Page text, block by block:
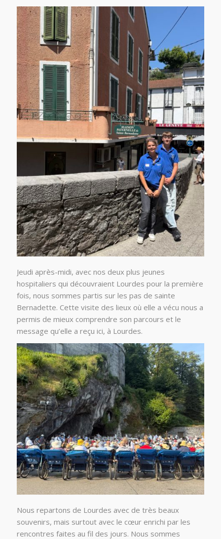
Jeudi après-midi, avec nos deux plus jeunes
hospitaliers qui découvraient Lourdes pour la première
fois, nous sommes partis sur les pas de sainte
Bernadette. Cette visite des lieux où elle a vécu nous a
permis de mieux comprendre son parcours et le
message qu’elle a reçu ici, à Lourdes.
Nous repartons de Lourdes avec de très beaux
souvenirs, mais surtout avec le cœur enrichi par les
rencontres faites au fil des jours. Nous sommes